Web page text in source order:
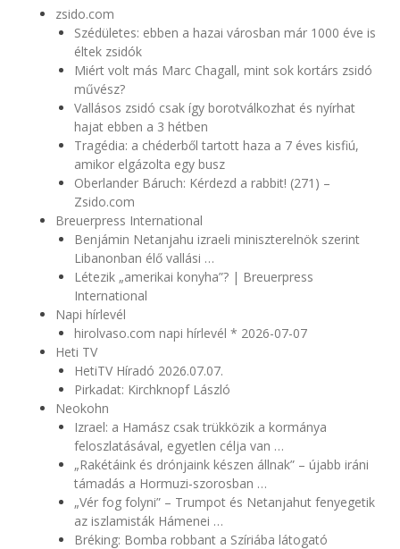
zsido.com
Szédületes: ebben a hazai városban már 1000 éve is
éltek zsidók
Miért volt más Marc Chagall, mint sok kortárs zsidó
művész?
Vallásos zsidó csak így borotválkozhat és nyírhat
hajat ebben a 3 hétben
Tragédia: a chéderből tartott haza a 7 éves kisfiú,
amikor elgázolta egy busz
Oberlander Báruch: Kérdezd a rabbit! (271) –
Zsido.com
Breuerpress International
Benjámin Netanjahu izraeli miniszterelnök szerint
Libanonban élő vallási …
Létezik „amerikai konyha”? | Breuerpress
International
Napi hírlevél
hirolvaso.com napi hírlevél * 2026-07-07
Heti TV
HetiTV Híradó 2026.07.07.
Pirkadat: Kirchknopf László
Neokohn
Izrael: a Hamász csak trükközik a kormánya
feloszlatásával, egyetlen célja van …
„Rakétáink és drónjaink készen állnak” – újabb iráni
támadás a Hormuzi-szorosban …
„Vér fog folyni” – Trumpot és Netanjahut fenyegetik
az iszlamisták Hámenei …
Bréking: Bomba robbant a Szíriába látogató